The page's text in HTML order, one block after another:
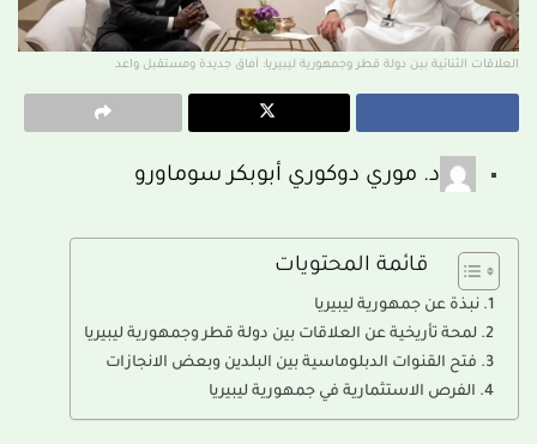
العلاقات الثنائية بين دولة قطر وجمهورية ليبيريا: آفاق جديدة ومستقبل واعد
د. موري دوكوري أبوبكر سوماورو
قائمة المحتويات
نبذة عن جمهورية ليبيريا
لمحة تأريخية عن العلاقات بين دولة قطر وجمهورية ليبيريا
فتح القنوات الدبلوماسية بين البلدين وبعض الانجازات
الفرص الاستثمارية في جمهورية ليبيريا